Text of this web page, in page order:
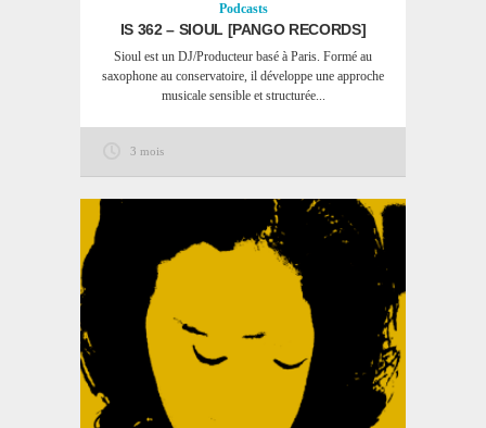
Podcasts
IS 362 – SIOUL [PANGO RECORDS]
Sioul est un DJ/Producteur basé à Paris. Formé au
saxophone au conservatoire, il développe une approche
musicale sensible et structurée...
3 mois